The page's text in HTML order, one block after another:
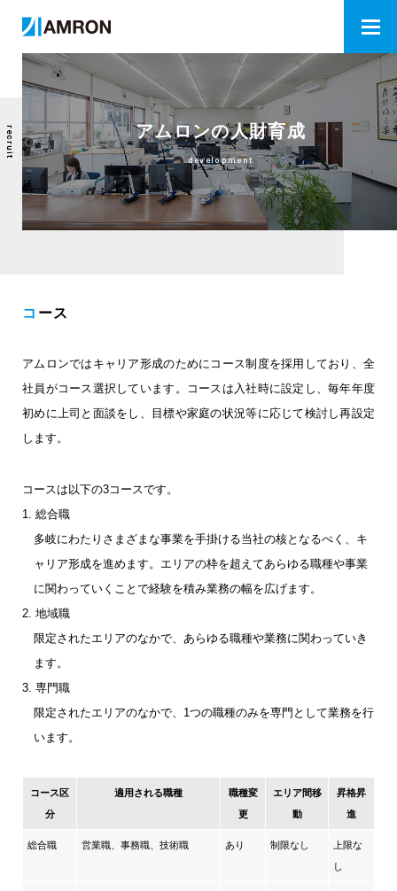
アムロンの人財育成
development
recruit
コース
アムロンではキャリア形成のためにコース制度を採用しており、全
社員がコース選択しています。
コースは入社時に設定し、毎年年度
初めに上司と面談をし、目標や家庭の状況等に応じて検討し再設定
します。
コースは以下の3コースです。
1. 総合職
多岐にわたりさまざまな事業を手掛ける当社の核となるべく、キ
ャリア形成を進めます。 エリアの枠を超えてあらゆる職種や事業
に関わっていくことで経験を積み業務の幅を広げます。
2. 地域職
限定されたエリアのなかで、あらゆる職種や業務に関わっていき
ます。
3. 専門職
限定されたエリアのなかで、1つの職種のみを専門として業務を行
います。
コース区
分
適用される職種
職種変
更
エリア間移
動
昇格昇
進
総合職 営業職、事務職、技術職 あり 制限なし
上限な
し